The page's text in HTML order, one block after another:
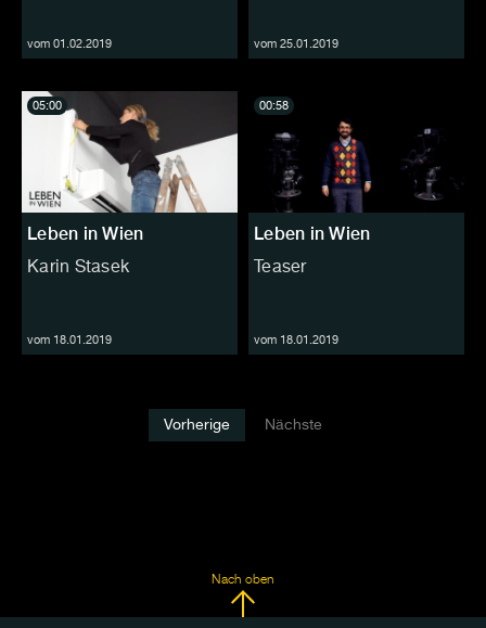
vom 01.02.2019 vom 25.01.2019
Leben in Wien
Karin Stasek
vom 18.01.2019
05:00
Leben in Wien
Teaser
vom 18.01.2019
00:58
Vorherige Nächste
Nach oben